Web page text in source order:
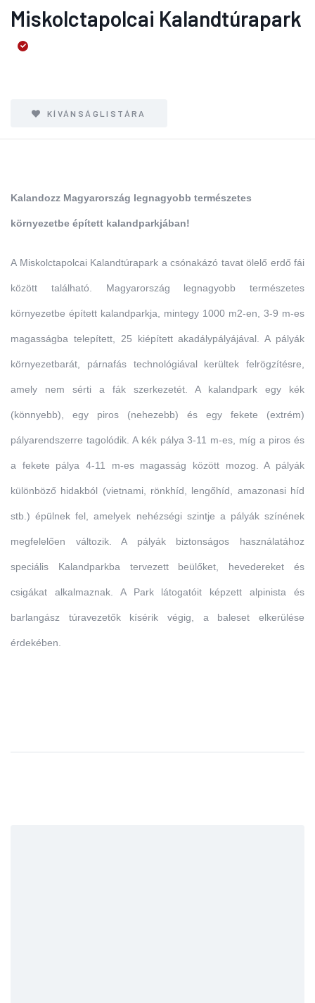
Miskolctapolcai Kalandtúrapark
KÍVÁNSÁGLISTÁRA
Kalandozz Magyarország legnagyobb természetes
környezetbe épített kalandparkjában!
A Miskolctapolcai Kalandtúrapark a csónakázó tavat ölelő erdő fái
között található. Magyarország legnagyobb természetes
környezetbe épített kalandparkja, mintegy 1000 m2-en, 3-9 m-es
magasságba telepített, 25 kiépített akadálypályájával. A pályák
környezetbarát, párnafás technológiával kerültek felrögzítésre,
amely nem sérti a fák szerkezetét. A kalandpark egy kék
(könnyebb), egy piros (nehezebb) és egy fekete (extrém)
pályarendszerre tagolódik. A kék pálya 3-11 m-es, míg a piros és
a fekete pálya 4-11 m-es magasság között mozog. A pályák
különböző hidakból (vietnami, rönkhíd, lengőhíd, amazonasi híd
stb.) épülnek fel, amelyek nehézségi szintje a pályák színének
megfelelően változik. A pályák biztonságos használatához
speciális Kalandparkba tervezett beülőket, hevedereket és
csigákat alkalmaznak. A Park látogatóit képzett alpinista és
barlangász túravezetők kísérik végig, a baleset elkerülése
érdekében.